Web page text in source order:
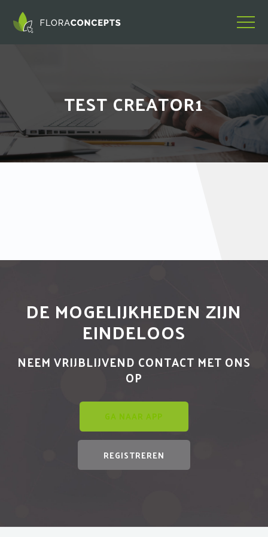
TEST CREATOR1
DE MOGELIJKHEDEN ZIJN
EINDELOOS
NEEM VRIJBLIJVEND CONTACT MET ONS
OP
GA NAAR APP
REGISTREREN